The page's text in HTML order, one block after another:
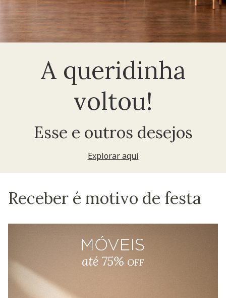
A queridinha
voltou!
Esse e outros desejos
Explorar aqui
Receber é motivo de festa